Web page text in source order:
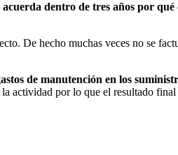
acuerda dentro de tres años por qué
De hecho muchas veces no se
de manutención en los
actividad por lo que el resultado